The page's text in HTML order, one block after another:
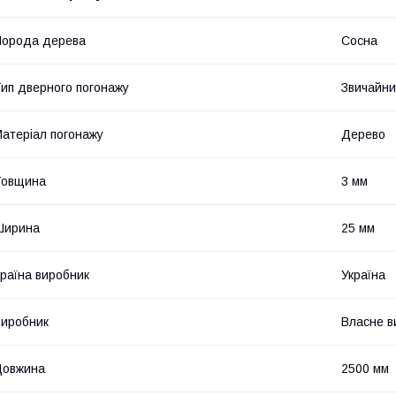
дерева Сосна
дверного погонажу
погонажу Дерево
3 мм
25 мм
виробник Україна
Власне
2500 мм